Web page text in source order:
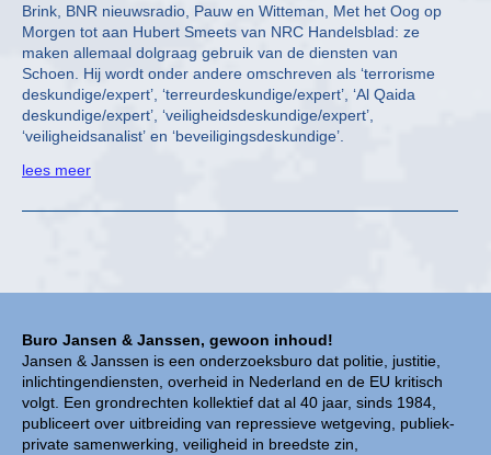
Buro Jansen & Janssen, gewoon inhoud!
Jansen & Janssen is een onderzoeksburo dat politie, justitie,
inlichtingendiensten, overheid in Nederland en de EU kritisch
volgt. Een grondrechten kollektief dat al 40 jaar, sinds 1984,
publiceert over uitbreiding van repressieve wetgeving, publiek-
private samenwerking, veiligheid in breedste zin,
Brink, BNR nieuwsradio, Pauw en Witteman, Met het Oog op
Morgen tot aan Hubert Smeets van NRC Handelsblad: ze
maken allemaal dolgraag gebruik van de diensten van
Schoen. Hij wordt onder andere omschreven als ‘terrorisme
deskundige/expert’, ‘terreurdeskundige/expert’, ‘Al Qaida
deskundige/expert’, ‘veiligheidsdeskundige/expert’,
‘veiligheidsanalist’ en ‘beveiligingsdeskundige’.
lees meer